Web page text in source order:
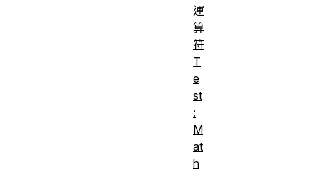
運
算
符
T
e
st
:
M
at
h